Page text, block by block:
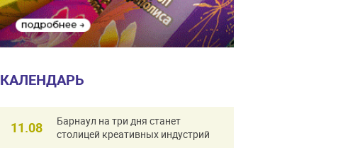
КАЛЕНДАРЬ
11.08
Барнаул на три дня станет
столицей креативных индустрий